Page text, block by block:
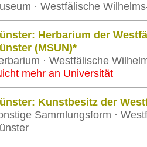
· Westfälische
Herbarium der
(MSUN)*
· Westfälische
mehr an Universität
Kunstbesitz der
Sammlungsform ·